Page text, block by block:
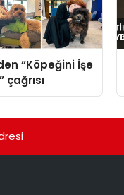
“Köpeğini İşe
çağrısı